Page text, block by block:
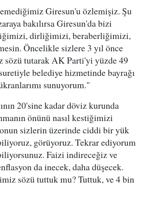
Giresun'u özlemişiz. Şu
bakılırsa Giresun'da bizi
dirliğimizi, beraberliğimizi,
Öncelikle sizlere 3 yıl önce
sözü tutarak AK Parti'yi yüzde 49
belediye hizmetinde bayrağı
sunuyorum."
20'sine kadar döviz kurunda
önünü nasıl kestiğimizi
sizlerin üzerinde ciddi bir yük
görüyoruz. Tekrar ediyorum
Faizi indireceğiz ve
da inecek, daha düşecek.
sözü tuttuk mu? Tuttuk, ve 4 bin